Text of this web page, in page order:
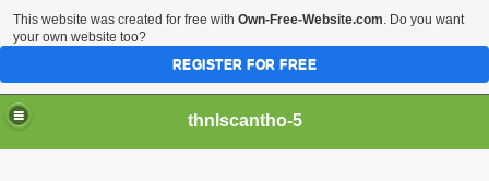
thnlscantho-5
This website was created for free with Own-Free-Website.com. Do you want
your own website too?
REGISTER FOR FREE